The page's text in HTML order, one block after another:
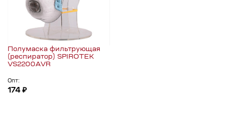
Полумаска фильтрующая
(респиратор) SPIROTEK
VS2200AVR
Опт:
174 ₽